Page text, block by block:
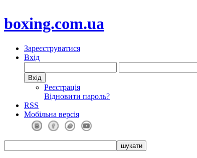
boxing.com.ua
Зареєструватися
Вхід
Реєстрація
Відновити пароль?
RSS
Мобільна версія